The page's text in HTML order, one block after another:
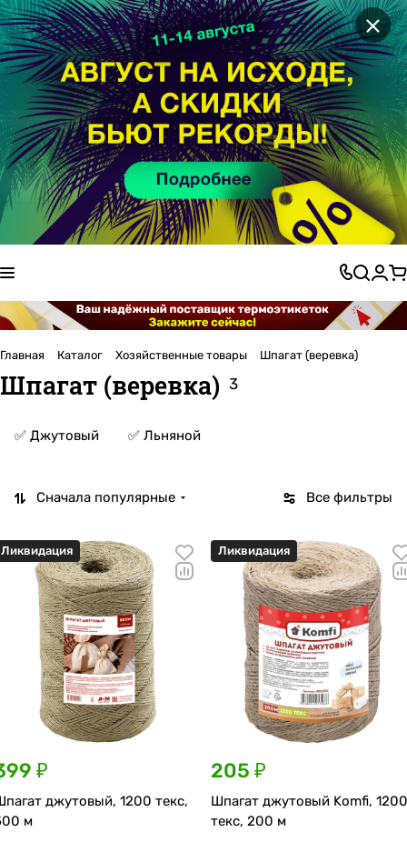
×
Главная Каталог Хозяйственные товары Шпагат (веревка)
Шпагат (веревка) 3
✅ Джутовый ✅ Льняной
Все фильтры
Сначала популярные
Ликвидация
₽
джутовый, 1200 текс,
м
Ликвидация
205 ₽
Шпагат джутовый Komfi, 1200
текс, 200 м